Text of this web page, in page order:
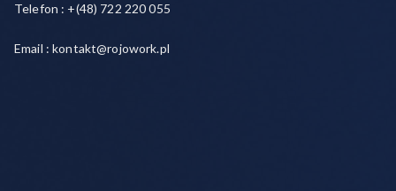
Telefon : +(48) 722 220 055
Email : kontakt@rojowork.pl